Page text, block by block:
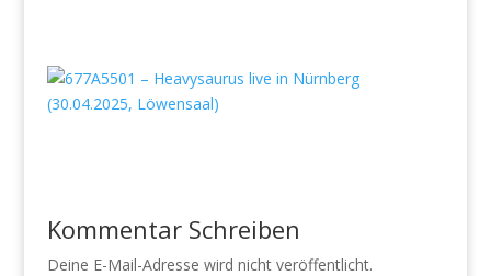
Kommentar Schreiben
Deine E-Mail-Adresse wird nicht veröffentlicht.